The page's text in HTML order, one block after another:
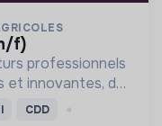
f)
professionnels
et innovantes, du
CDD